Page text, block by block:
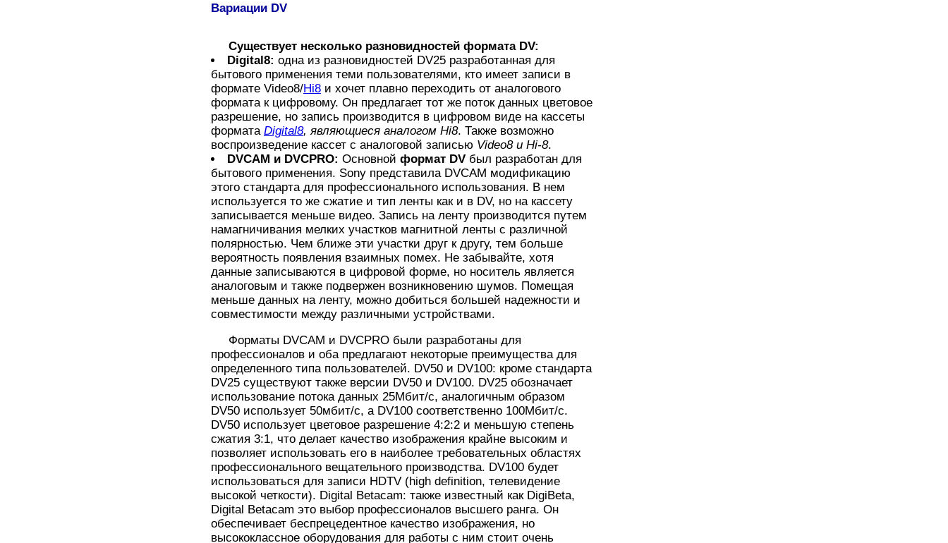
Вариации DV
Существует несколько разновидностей формата DV:
Digital8: одна из разновидностей DV25 разработанная для
бытового применения теми пользователями, кто имеет записи в
формате Video8/Hi8 и хочет плавно переходить от аналогового
формата к цифровому. Он предлагает тот же поток данных цветовое
разрешение, но запись производится в цифровом виде на кассеты
формата Digital8, являющиеся аналогом Hi8. Также возможно
воспроизведение кассет с аналоговой записью Video8 и Hi-8.
DVCAM и DVCPRO: Основной формат DV был разработан для
бытового применения. Sony представила DVCAM модификацию
этого стандарта для профессионального использования. В нем
используется то же сжатие и тип ленты как и в DV, но на кассету
записывается меньше видео. Запись на ленту производится путем
намагничивания мелких участков магнитной ленты с различной
полярностью. Чем ближе эти участки друг к другу, тем больше
вероятность появления взаимных помех. Не забывайте, хотя
данные записываются в цифровой форме, но носитель является
аналоговым и также подвержен возникновению шумов. Помещая
меньше данных на ленту, можно добиться большей надежности и
совместимости между различными устройствами.
Форматы DVCAM и DVCPRO были разработаны для
профессионалов и оба предлагают некоторые преимущества для
определенного типа пользователей. DV50 и DV100: кроме стандарта
DV25 существуют также версии DV50 и DV100. DV25 обозначает
использование потока данных 25Мбит/с, аналогичным образом
DV50 использует 50мбит/с, а DV100 соответственно 100Мбит/с.
DV50 использует цветовое разрешение 4:2:2 и меньшую степень
сжатия 3:1, что делает качество изображения крайне высоким и
позволяет использовать его в наиболее требовательных областях
профессионального вещательного производства. DV100 будет
использоваться для записи HDTV (high definition, телевидение
высокой четкости). Digital Betacam: также известный как DigiBeta,
Digital Betacam это выбор профессионалов высшего ранга. Он
обеспечивает беспрецедентное качество изображения, но
высококлассное оборудования для работы с ним стоит очень